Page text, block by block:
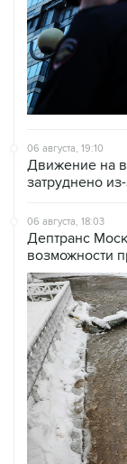
06 августа, 19:10
Движение на
затруднено
06 августа, 18:03
Дептранс
возможности